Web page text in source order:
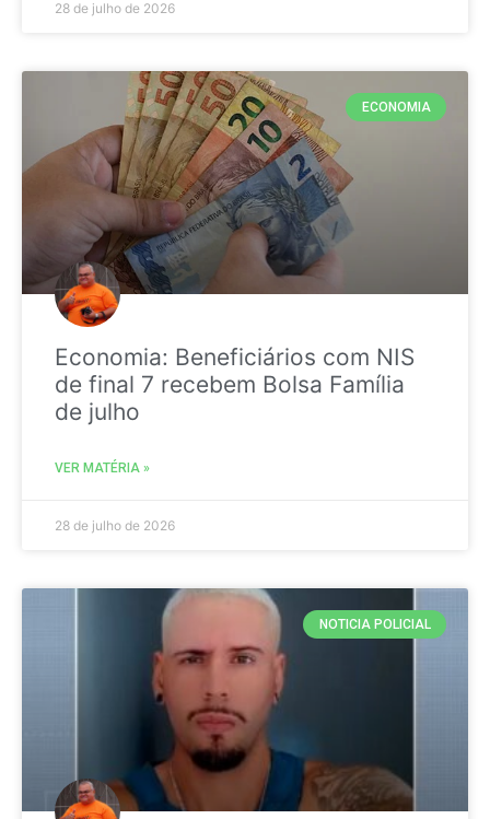
28 de julho de 2026
ECONOMIA
Economia: Beneficiários com NIS
de final 7 recebem Bolsa Família
de julho
VER MATÉRIA »
28 de julho de 2026
NOTICIA POLICIAL